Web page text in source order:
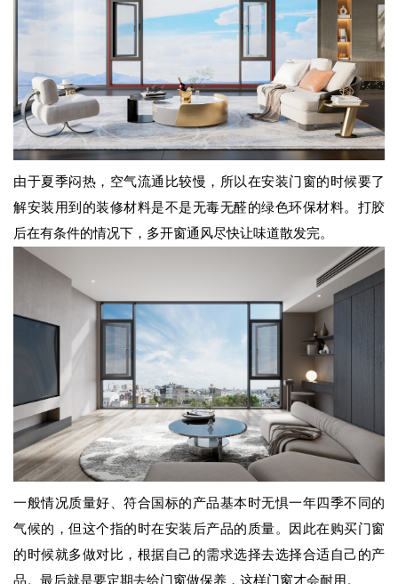
由于夏季闷热，空气流通比较慢，所以在安装门窗的时候要了
解安装用到的装修材料是不是无毒无醛的绿色环保材料。打胶
后在有条件的情况下，多开窗通风尽快让味道散发完。
一般情况质量好、符合国标的产品基本时无惧一年四季不同的
气候的，但这个指的时在安装后产品的质量。因此在购买门窗
的时候就多做对比，根据自己的需求选择去选择合适自己的产
品。最后就是要定期去给门窗做保养，这样门窗才会耐用。